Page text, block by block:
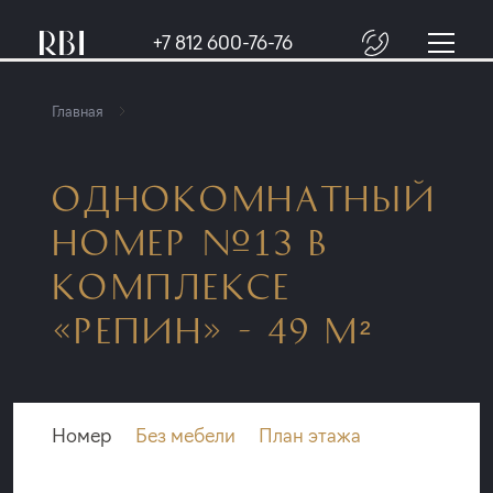
+7 812 600-76-76
Главная
ОДНОКОМНАТНЫЙ
НОМЕР №13 В
КОМПЛЕКСЕ
«РЕПИН» - 49 М²
Номер Без мебели План этажа